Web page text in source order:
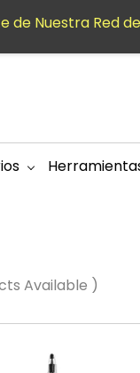
Available )
de Nuestra Red